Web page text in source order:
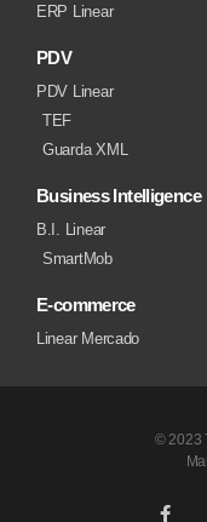
ERP Linear
PDV
PDV Linear
TEF
Guarda XML
Business Intelligence
B.I. Linear
SmartMob
E-commerce
Linear Mercado
© 2023